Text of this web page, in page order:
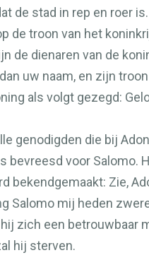
de stad in rep en roer
de troon van het
de dienaren van de
uw naam, en zijn
als volgt gezegd:
genodigden die bij
bevreesd voor Salomo.
bekendgemaakt: Zie,
Salomo mij heden
zich een betrouwbaar
hij sterven.